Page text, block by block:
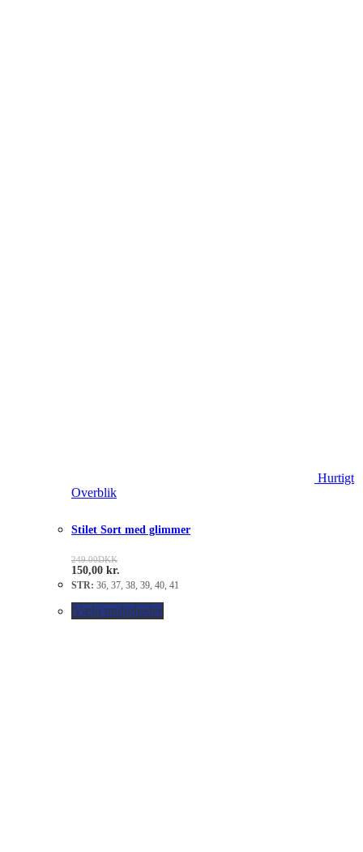
Hurtigt
Overblik
Stilet Sort med glimmer
249.00DKK
150,00 kr.
STR: 36, 37, 38, 39, 40, 41
Vælg muligheder